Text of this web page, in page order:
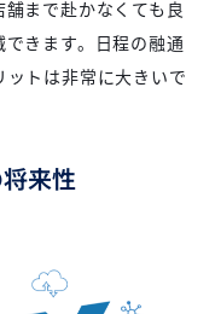
まで赴かなくても良
きます。日程の融通
トは非常に大きいで
来性